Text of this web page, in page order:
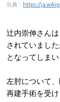
出典： https://
辻内崇伸さん
されていまし
となってしまい
左肘について
再建手術を受け